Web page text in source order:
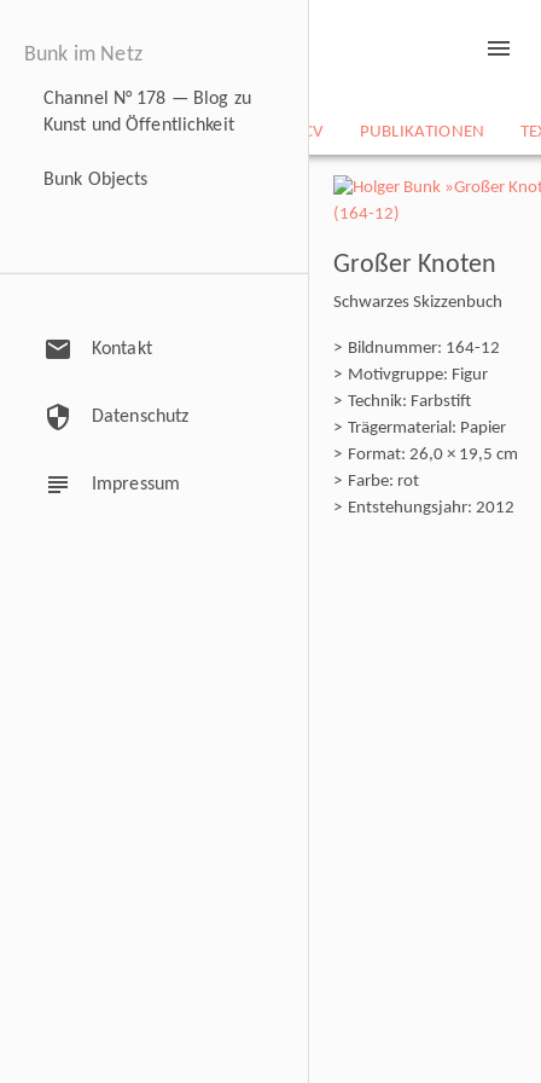
NEWS BILDARCHIV CV PUBLIKATIONEN
menu
Bunk im Netz
Channel N° 178 — Blog zu
Kunst und Öffentlichkeit
Bunk Objects
mail Kontakt
security Datenschutz
subject Impressum
Großer Knoten
Schwarzes Skizzenbuch
Bildnummer: 164-12
Motivgruppe: Figur
Technik: Farbstift
Trägermaterial: Papier
Format: 26,0 × 19,5 cm
Farbe: rot
Entstehungsjahr: 2012